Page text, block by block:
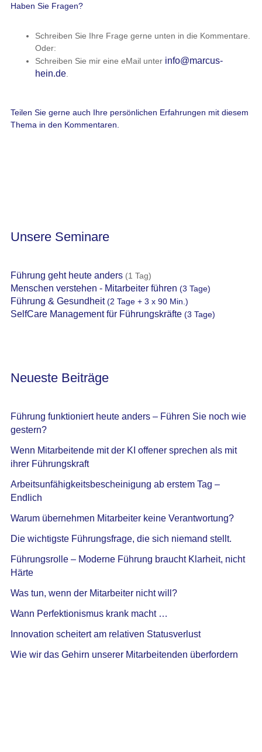
Haben Sie Fragen?
Schreiben Sie Ihre Frage gerne unten in die Kommentare.
Oder:
Schreiben Sie mir eine eMail unter info@marcus-
hein.de.
Teilen Sie gerne auch Ihre persönlichen Erfahrungen mit diesem
Thema in den Kommentaren.
Unsere Seminare
Führung geht heute anders(1 Tag)
Menschen verstehen - Mitarbeiter führen (3 Tage)
Führung & Gesundheit(2 Tage + 3 x 90 Min.)
SelfCare Management für Führungskräfte(3 Tage)
Neueste Beiträge
Führung funktioniert heute anders – Führen Sie noch wie
gestern?
Wenn Mitarbeitende mit der KI offener sprechen als mit
ihrer Führungskraft
Arbeitsunfähigkeitsbescheinigung ab erstem Tag –
Endlich
Warum übernehmen Mitarbeiter keine Verantwortung?
Die wichtigste Führungsfrage, die sich niemand stellt.
Führungsrolle – Moderne Führung braucht Klarheit, nicht
Härte
Was tun, wenn der Mitarbeiter nicht will?
Wann Perfektionismus krank macht …
Innovation scheitert am relativen Statusverlust
Wie wir das Gehirn unserer Mitarbeitenden überfordern